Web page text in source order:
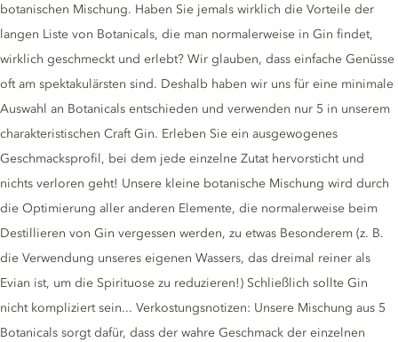
botanischen Mischung. Haben Sie jemals wirklich die Vorteile der
langen Liste von Botanicals, die man normalerweise in Gin findet,
wirklich geschmeckt und erlebt? Wir glauben, dass einfache Genüsse
oft am spektakulärsten sind. Deshalb haben wir uns für eine minimale
Auswahl an Botanicals entschieden und verwenden nur 5 in unserem
charakteristischen Craft Gin. Erleben Sie ein ausgewogenes
Geschmacksprofil, bei dem jede einzelne Zutat hervorsticht und
nichts verloren geht! Unsere kleine botanische Mischung wird durch
die Optimierung aller anderen Elemente, die normalerweise beim
Destillieren von Gin vergessen werden, zu etwas Besonderem (z. B.
die Verwendung unseres eigenen Wassers, das dreimal reiner als
Evian ist, um die Spirituose zu reduzieren!) Schließlich sollte Gin
nicht kompliziert sein... Verkostungsnotizen: Unsere Mischung aus 5
Botanicals sorgt dafür, dass der wahre Geschmack der einzelnen